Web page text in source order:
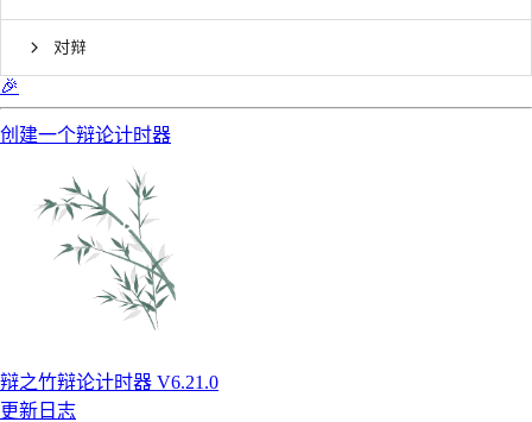
对辩
🎉
创建一个辩论计时器
辩之竹辩论计时器 V6.21.0
更新日志